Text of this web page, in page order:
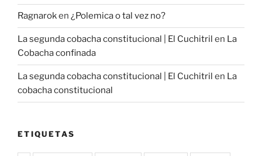
Ragnaroken ¿Polemica o tal vez no?
La segunda cobacha constitucional | El Cuchitril en La
Cobacha confinada
La segunda cobacha constitucional | El Cuchitril en La
cobacha constitucional
ETIQUETAS